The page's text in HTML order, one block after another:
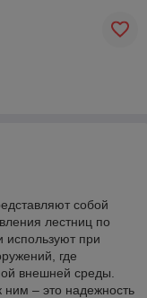
собой
лестниц по
при
где
внешней среды.
– это надежность